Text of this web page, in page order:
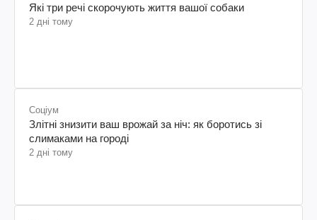
Які три речі скорочують життя вашої собаки
2 дні тому
Соціум
Злітні знизити ваш врожай за ніч: як боротись зі
слимаками на городі
2 дні тому